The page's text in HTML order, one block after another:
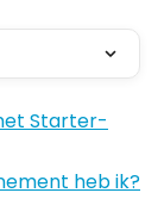
heb ik?